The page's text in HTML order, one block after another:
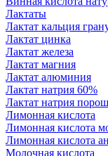
Лактаты
Лактат кальция
Лактат цинка
Лактат железа
Лактат магния
Лактат алюминия
Лактат натрия 60%
Лактат натрия
Лимонная кислота
Лимонная кислота
Лимонная кислота
Молочная кислота